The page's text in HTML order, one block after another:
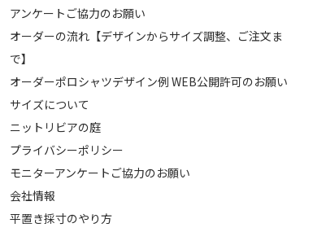
アンケートご協力のお願い
オーダーの流れ【デザインからサイズ調整、ご注文ま
で】
オーダーポロシャツデザイン例 WEB公開許可のお願い
サイズについて
ニットリビアの庭
プライバシーポリシー
モニターアンケートご協力のお願い
会社情報
平置き採寸のやり方